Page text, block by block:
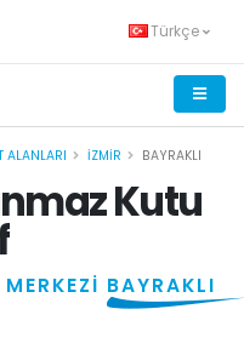
Türkçe
ALANLARI İZMIR BAYRAKLI
Kutu
BAYRAKLI